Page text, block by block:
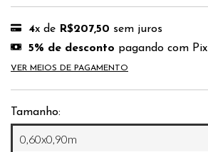
4x de R$207,50 sem juros
5% de desconto pagando com Pix
VER MEIOS DE PAGAMENTO
Tamanho: